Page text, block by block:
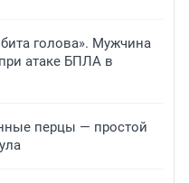
голова». Мужчина
атаке БПЛА в
перцы — простой